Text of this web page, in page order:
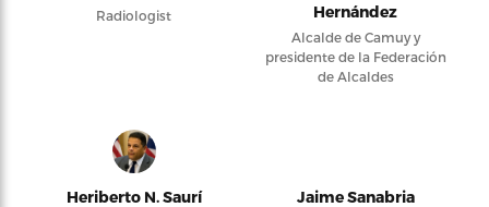
Radiologist
Hernández
Alcalde de Camuy y
presidente de la Federación
de Alcaldes
Heriberto N. Saurí Jaime Sanabria